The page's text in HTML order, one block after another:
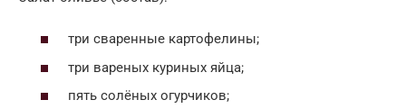
три сваренные картофелины;
три вареных куриных яйца;
пять солёных огурчиков;